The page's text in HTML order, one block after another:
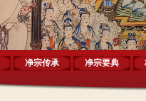
净宗传承 净宗要典